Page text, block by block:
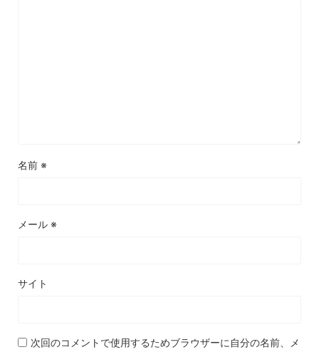
名前 ※
メール ※
サイト
次回のコメントで使用するためブラウザーに自分の名前、メ